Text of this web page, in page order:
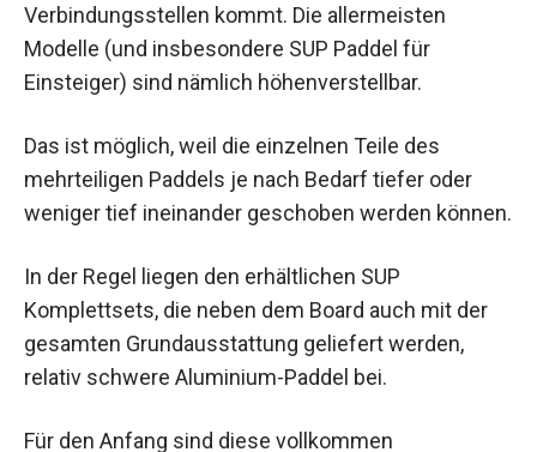
Verbindungsstellen kommt. Die allermeisten
Modelle (und insbesondere SUP Paddel für
Einsteiger) sind nämlich höhenverstellbar.
Das ist möglich, weil die einzelnen Teile des
mehrteiligen Paddels je nach Bedarf tiefer oder
weniger tief ineinander geschoben werden können.
In der Regel liegen den erhältlichen SUP
Komplettsets, die neben dem Board auch mit der
gesamten Grundausstattung geliefert werden,
relativ schwere Aluminium-Paddel bei.
Für den Anfang sind diese vollkommen